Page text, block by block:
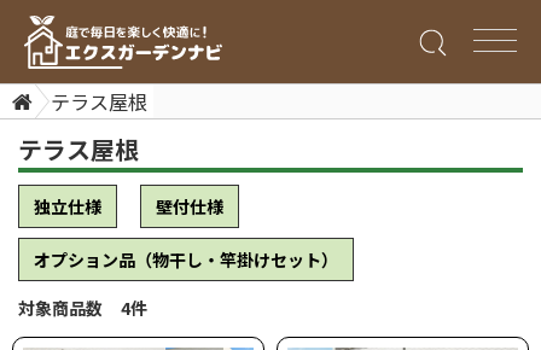
テラス屋根
テラス屋根
独立仕様 壁付仕様
オプション品（物干し・竿掛けセット）
対象商品数 4件